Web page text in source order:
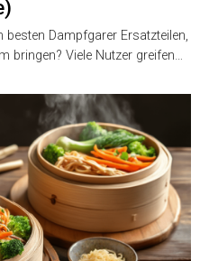
Dampfgarer Ersatzteilen,
bringen? Viele Nutzer greifen…